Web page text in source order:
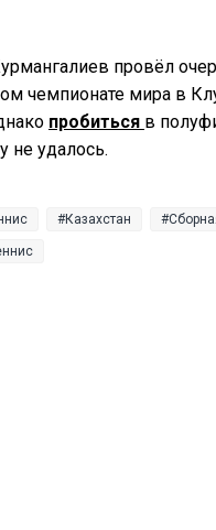
провёл
чемпионате мира в
пробиться в
не удалось.
Казахстан